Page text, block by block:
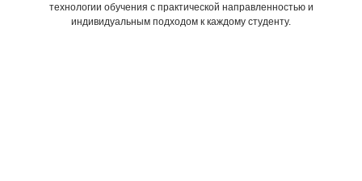
технологии обучения с практической направленностью и
индивидуальным подходом к каждому студенту.